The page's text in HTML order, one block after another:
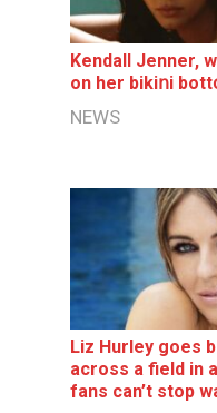
Kendall Jenner,
on her bikiոi
NEWS
Liz Hurley goes
across a field in
fans can’t stop